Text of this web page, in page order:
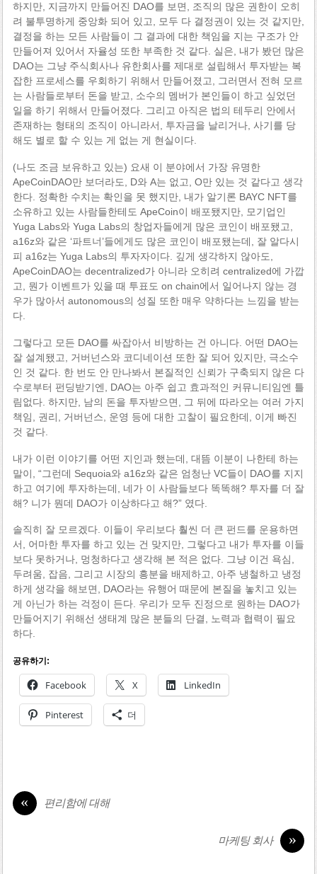
하지만, 지금까지 만들어진 DAO를 보면, 조직의 많은 권한이 오히
려 불투명하게 중앙화 되어 있고, 모두 다 결정권이 있는 것 같지만,
결정을 하는 모든 사람들이 그 결과에 대한 책임을 지는 구조가 안
만들어져 있어서 자율성 또한 부족한 것 같다. 실은, 내가 봤던 많은
DAO는 그냥 주식회사나 유한회사를 제대로 설립해서 투자받는 복
잡한 프로세스를 우회하기 위해서 만들어졌고, 그러면서 전혀 모르
는 사람들로부터 돈을 받고, 소수의 멤버가 본인들이 하고 싶었던
일을 하기 위해서 만들어졌다. 그리고 아직은 법의 테두리 안에서
존재하는 형태의 조직이 아니라서, 투자금을 날리거나, 사기를 당
해도 별로 할 수 있는 게 없는 게 현실이다.
(나도 조금 보유하고 있는) 요새 이 분야에서 가장 유명한
ApeCoinDAO만 보더라도, D와 A는 없고, O만 있는 것 같다고 생각
한다. 정확한 수치는 확인을 못 했지만, 내가 알기론 BAYC NFT를
소유하고 있는 사람들한테도 ApeCoin이 배포됐지만, 모기업인
Yuga Labs와 Yuga Labs의 창업자들에게 많은 코인이 배포됐고,
a16z와 같은 ‘파트너’들에게도 많은 코인이 배포됐는데, 잘 알다시
피 a16z는 Yuga Labs의 투자자이다. 깊게 생각하지 않아도,
ApeCoinDAO는 decentralized가 아니라 오히려 centralized에 가깝
고, 뭔가 이벤트가 있을 때 투표도 on chain에서 일어나지 않는 경
우가 많아서 autonomous의 성질 또한 매우 약하다는 느낌을 받는
다.
그렇다고 모든 DAO를 싸잡아서 비방하는 건 아니다. 어떤 DAO는
잘 설계됐고, 거버넌스와 코디네이션 또한 잘 되어 있지만, 극소수
인 것 같다. 한 번도 안 만나봐서 본질적인 신뢰가 구축되지 않은 다
수로부터 펀딩받기엔, DAO는 아주 쉽고 효과적인 커뮤니티임엔 틀
림없다. 하지만, 남의 돈을 투자받으면, 그 뒤에 따라오는 여러 가지
책임, 권리, 거버넌스, 운영 등에 대한 고찰이 필요한데, 이게 빠진
것 같다.
내가 이런 이야기를 어떤 지인과 했는데, 대뜸 이분이 나한테 하는
말이, “그런데 Sequoia와 a16z와 같은 엄청난 VC들이 DAO를 지지
하고 여기에 투자하는데, 네가 이 사람들보다 똑똑해? 투자를 더 잘
해? 니가 뭔데 DAO가 이상하다고 해?” 였다.
솔직히 잘 모르겠다. 이들이 우리보다 훨씬 더 큰 펀드를 운용하면
서, 어마한 투자를 하고 있는 건 맞지만, 그렇다고 내가 투자를 이들
보다 못하거나, 멍청하다고 생각해 본 적은 없다. 그냥 이건 욕심,
두려움, 잡음, 그리고 시장의 흥분을 배제하고, 아주 냉철하고 냉정
하게 생각을 해보면, DAO라는 유행어 때문에 본질을 놓치고 있는
게 아닌가 하는 걱정이 든다. 우리가 모두 진정으로 원하는 DAO가
만들어지기 위해선 생태계 많은 분들의 단결, 노력과 협력이 필요
하다.
공유하기:
Facebook X LinkedIn
Pinterest 더
« 편리함에 대해
»
마케팅 회사